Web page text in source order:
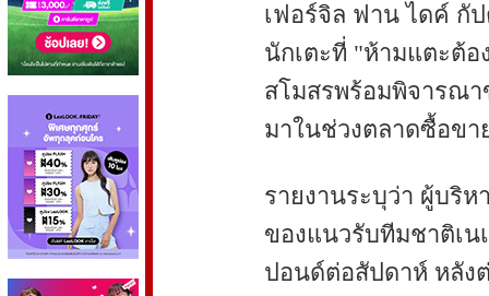
เฟอร์จิล ฟาน ไดค์ กั
นักเตะที่ "ห้ามแตะต้อ
สโมสรพร้อมพิจารณา
มาในช่วงตลาดซื้อขา
รายงานระบุว่า ผู้บริห
ของแนวรับทีมชาติเน
ปอนด์ต่อสัปดาห์ หลัง